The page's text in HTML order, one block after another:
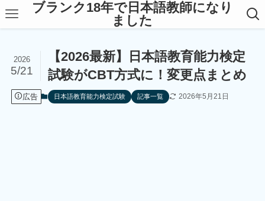
ブランク18年で日本語教師になり
ました
【2026最新】日本語教育能力検定
試験がCBT方式に！変更点まとめ
2026
5/21
広告 日本語教育能力検定試験 記事一覧 2026年5月21日